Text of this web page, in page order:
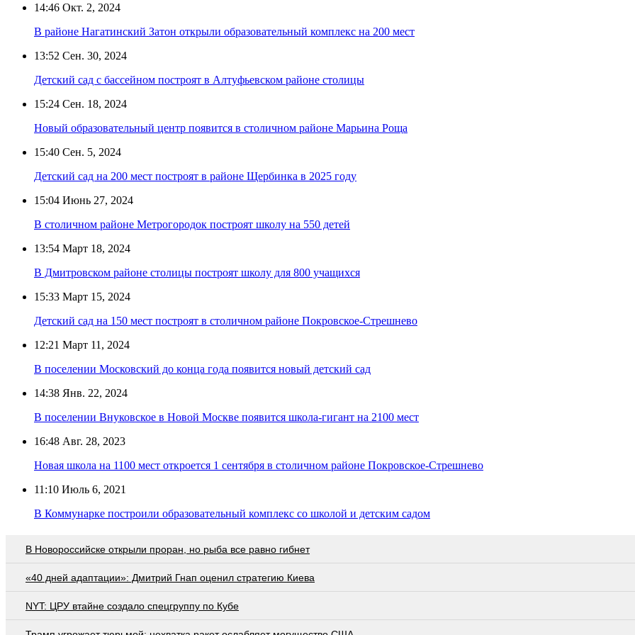
14:46 Окт. 2, 2024
В районе Нагатинский Затон открыли образовательный комплекс на 200 мест
13:52 Сен. 30, 2024
Детский сад с бассейном построят в Алтуфьевском районе столицы
15:24 Сен. 18, 2024
Новый образовательный центр появится в столичном районе Марьина Роща
15:40 Сен. 5, 2024
Детский сад на 200 мест построят в районе Щербинка в 2025 году
15:04 Июнь 27, 2024
В столичном районе Метрогородок построят школу на 550 детей
13:54 Март 18, 2024
В Дмитровском районе столицы построят школу для 800 учащихся
15:33 Март 15, 2024
Детский сад на 150 мест построят в столичном районе Покровское-Стрешнево
12:21 Март 11, 2024
В поселении Московский до конца года появится новый детский сад
14:38 Янв. 22, 2024
В поселении Внуковское в Новой Москве появится школа-гигант на 2100 мест
16:48 Авг. 28, 2023
Новая школа на 1100 мест откроется 1 сентября в столичном районе Покровское-Стрешнево
11:10 Июль 6, 2021
В Коммунарке построили образовательный комплекс со школой и детским садом
В Новороссийске открыли проран, но рыба все равно гибнет
«40 дней адаптации»: Дмитрий Гнап оценил стратегию Киева
NYT: ЦРУ втайне создало спецгруппу по Кубе